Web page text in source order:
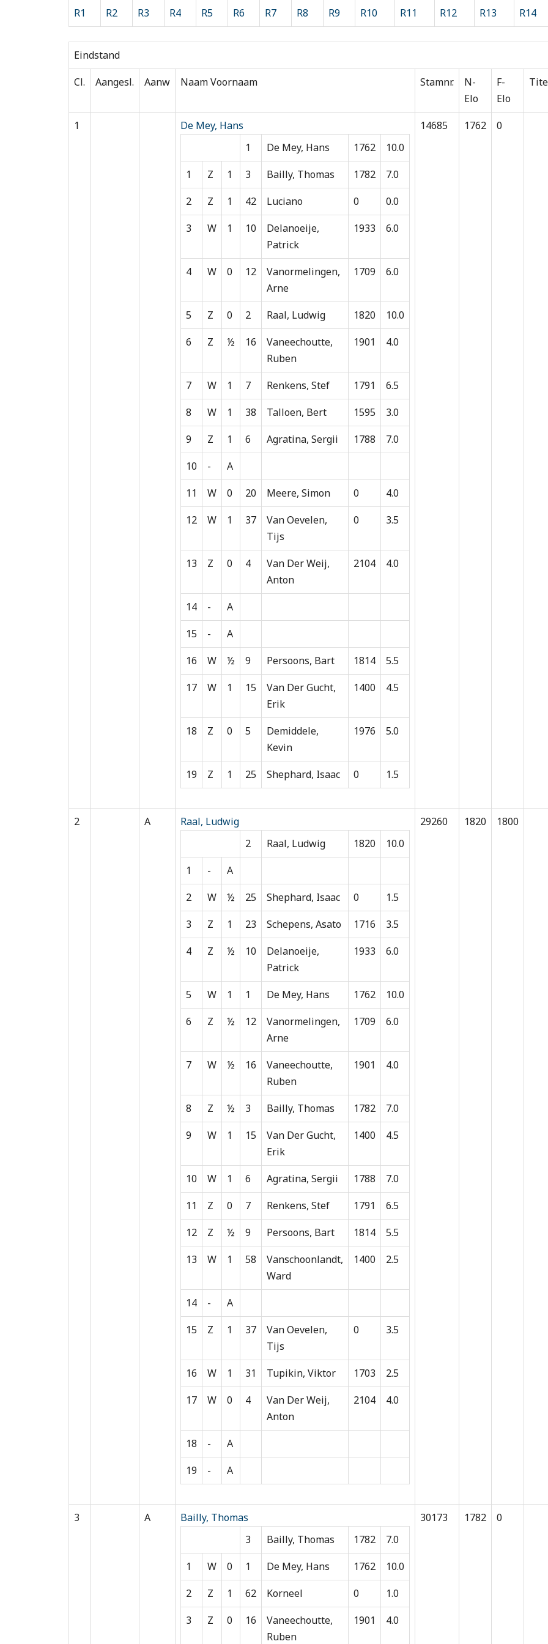
R1 R2 R3 R4 R5 R6 R7 R8 R9 R10 R11 R12 R13 R14
Eindstand
Cl.
Aangesl. Aanw Naam Voornaam Stamnr.
N-
Elo
F-
Elo
1
De Mey, Hans
1
De Mey, Hans 1762
10.0
1
Z 1 3 Bailly, Thomas 1782
7.0
2
Z 1 42 Luciano 0
0.0
3
W 1 10
Delanoeije,
Patrick
1933 6.0
4 W 0 12
Vanormelingen,
Arne
1709 6.0
5 Z 0 2 Raal, Ludwig 1820
10.0
6
Z ½ 16
Vaneechoutte,
Ruben
1901 4.0
7 W 1 7 Renkens, Stef 1791
6.5
8
W 1 38 Talloen, Bert 1595
3.0
9
Z 1 6 Agratina, Sergii 1788
7.0
10
-
A
11
W 0 20 Meere, Simon 0
4.0
12
W 1 37
Van Oevelen,
Tijs
0 3.5
13 Z 0 4
Van Der Weij,
Anton
2104 4.0
14 -
A
15
-
A
16
W ½ 9 Persoons, Bart 1814
5.5
17
W 1 15
Van Der Gucht,
Erik
1400 4.5
18 Z 0 5
Demiddele,
Kevin
1976 5.0
19 Z 1 25 Shephard, Isaac 0 1.5
14685 1762 0
2 A
Raal, Ludwig
2
Raal, Ludwig 1820
10.0
1
-
A
2
W ½ 25 Shephard, Isaac 0
1.5
3
Z 1 23 Schepens, Asato 1716
3.5
4
Z ½ 10
Delanoeije,
Patrick
1933 6.0
5 W 1 1 De Mey, Hans 1762
10.0
6
Z ½ 12
Vanormelingen,
Arne
1709 6.0
7 W ½ 16
Vaneechoutte,
Ruben
1901 4.0
8 Z ½ 3 Bailly, Thomas 1782
7.0
9
W 1 15
Van Der Gucht,
Erik
1400 4.5
10 W 1 6 Agratina, Sergii 1788
7.0
11
Z 0 7 Renkens, Stef 1791
6.5
12
Z ½ 9 Persoons, Bart 1814
5.5
13
W 1 58
Vanschoonlandt,
Ward
1400 2.5
14 -
A
15
Z 1 37
Van Oevelen,
Tijs
0 3.5
16 W 1 31 Tupikin, Viktor 1703
2.5
17
W 0 4
Van Der Weij,
Anton
2104 4.0
18 -
A
19
- A
29260 1820 1800
3 A
Bailly, Thomas
3
Bailly, Thomas 1782
7.0
1
W 0 1 De Mey, Hans 1762
10.0
2
Z 1 62 Korneel 0
1.0
3
Z 0 16
Vaneechoutte,
Ruben
1901 4.0
30173 1782 0